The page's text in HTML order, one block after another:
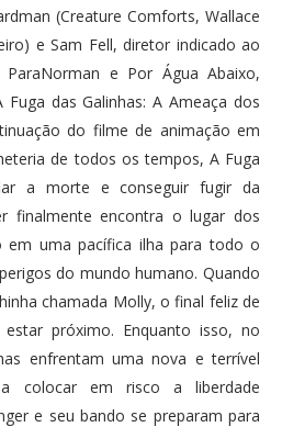
(Creature Comforts, Wallace
e Sam Fell, diretor indicado ao
e Por Água Abaixo,
das Galinhas: A Ameaça dos
do filme de animação em
de todos os tempos, A Fuga
a morte e conseguir fugir da
finalmente encontra o lugar dos
em uma pacífica ilha para todo o
do mundo humano. Quando
chamada Molly, o final feliz de
estar próximo. Enquanto isso, no
enfrentam uma nova e terrível
colocar em risco a liberdade
e seu bando se preparam para